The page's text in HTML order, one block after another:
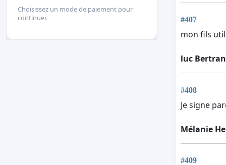
#407
mon fils
luc
#408
Je signe
Mélanie
#409
Choisissez un mode de paiement pour
continuer.